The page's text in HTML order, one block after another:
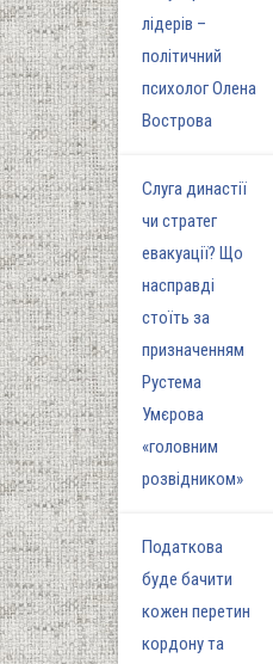
лідерів –
політичний
психолог Олена
Вострова
Слуга династії
чи стратег
евакуації? Що
насправді
стоїть за
призначенням
Рустема
Умєрова
«головним
розвідником»
Податкова
буде бачити
кожен перетин
кордону та